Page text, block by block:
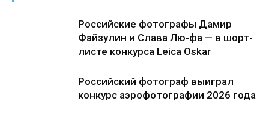
Российские фотографы Дамир
Файзулин и Слава Лю-фа — в шорт-
листе конкурса Leica Oskar
Российский фотограф выиграл
конкурс аэрофотографии 2026 года